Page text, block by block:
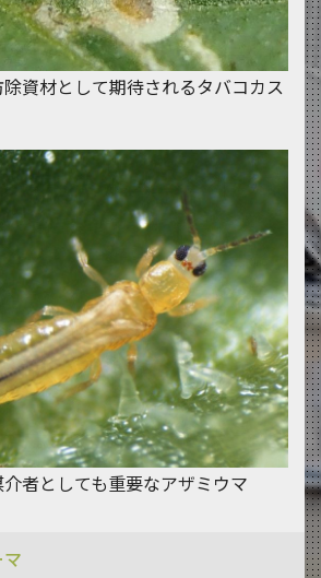
除資材として期待されるタバコカス
者としても重要なアザミウマ